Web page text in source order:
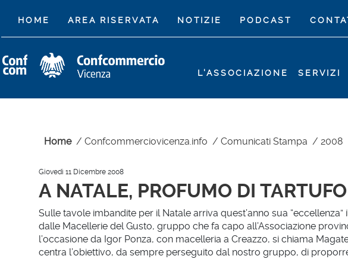
HOME (CURRENT)
AREA RISERVATA NOTIZIE PODCAST
L'ASSOCIAZIONE SERVIZI
Home/ Confcommerciovicenza.info / Comunicati Stampa / 2008
Giovedì 11 Dicembre 2008
A NATALE, PROFUMO DI TARTUFO
Sulle tavole imbandite per il Natale arriva quest’anno sua
dalle Macellerie del Gusto, gruppo che fa capo all’Associazione
l’occasione da Igor Ponza, con macelleria a Creazzo, si chiama
centra l’obiettivo, da sempre perseguito dal nostro gruppo, di